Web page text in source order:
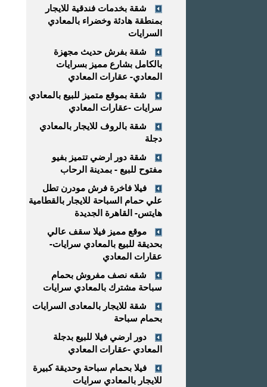
شقة بخدمات فندقية للايجار
بمنطقة هادئة وخضراء بالمعادي
السرايات
شقة بفرش حديث مجهزة
بالكامل بشارع مميز بسرايات
المعادي- عقارات المعادي
شقة بموقع متميز للبيع بالمعادي
سرايات -عقارات المعادي
شقة بالروف للايجار بالمعادي
دجلة
شقة دور ارضي تتميز بفيو
مفتوح للبيع - بمدينة الرحاب
فيلا فاخرة فرش مودرن تطل
علي حمام السباحة للايجار بالقطامية
هايتس- القاهرة الجديدة
موقع مميز فيلا سقف عالي
بحديقة للبيع بالمعادي سرايات-
عقارات المعادي
شقه نصف مفروش بحمام
سباحة مشترك بالمعادي سرايات
شقة للايجار بالمعادى السرايات
بحمام سباحة
دور ارضي فيلا للبيع بدجلة
المعادي -عقارات المعادي
فيلا بحمام سباحة وحديقة كبيرة
للايجار بالمعادي سرايات